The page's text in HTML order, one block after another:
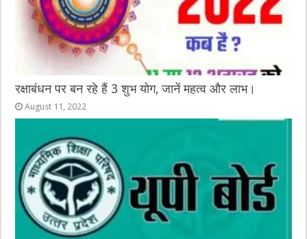
रक्षाबंधन पर बन रहे हैं 3 शुभ योग, जानें महत्व और लाभ।
August 11, 2022